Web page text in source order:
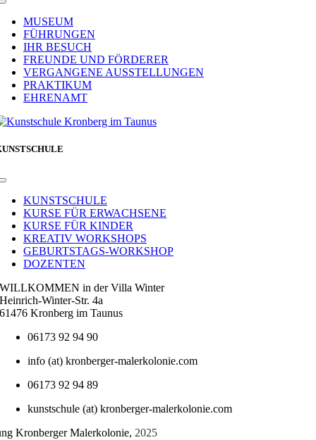
Toggle
NavigationMUSEUM
FÜHRUNGEN
IHR BESUCH
FREUNDE UND FÖRDERER
VERGANGENE AUSSTELLUNGEN
PRAKTIKUM
EHRENAMT
Toggle
NavigationKUNSTSCHULE
KURSE FÜR ERWACHSENE
KURSE FÜR KINDER
KREATIV WORKSHOPS
GEBURTSTAGS-WORKSHOP
DOZENTEN
WILLKOMMEN in der Villa Winter
Heinrich-Winter-Str. 4a
61476 Kronberg im Taunus
06173 92 94 90
info (at) kronberger-malerkolonie.com
06173 92 94 89
kunstschule (at) kronberger-malerkolonie.com
Kronberger Malerkolonie, 2025